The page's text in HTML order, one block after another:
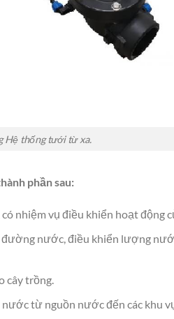
Hệ thống tưới từ xa.
phần sau:
nhiệm vụ điều khiển hoạt động
nước, điều khiển lượng
cây trồng.
từ nguồn nước đến các khu